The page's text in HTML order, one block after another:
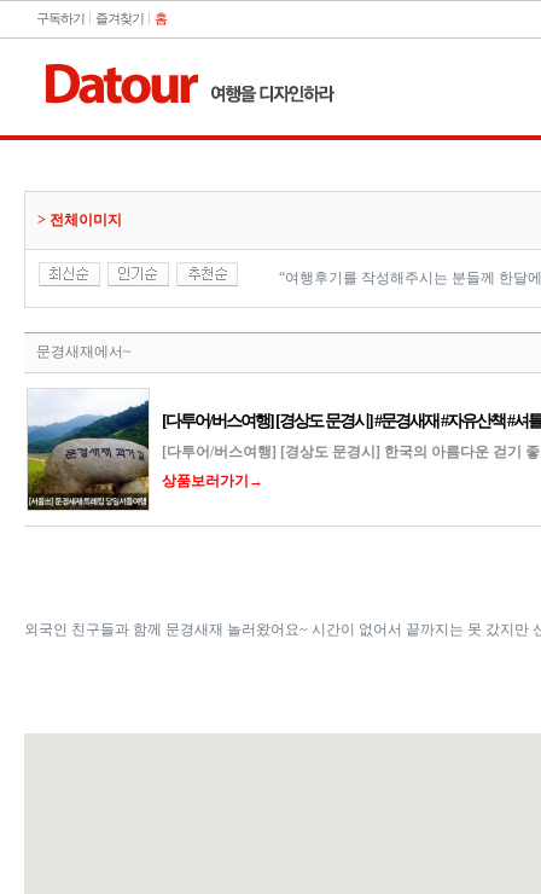
구독하기 즐겨찾기 홈
> 전체이미지
“여행후기를 작성해주시는 분들께 한달
문경새재에서~
[다투어/버스여행] [경상도 문경시] #문경새재 #자유산책 #셔
[다투어/버스여행] [경상도 문경시] 한국의 아름다운 걷기
상품보러가기→
외국인 친구들과 함께 문경새재 놀러왔어요~ 시간이 없어서 끝까지는 못 갔지만